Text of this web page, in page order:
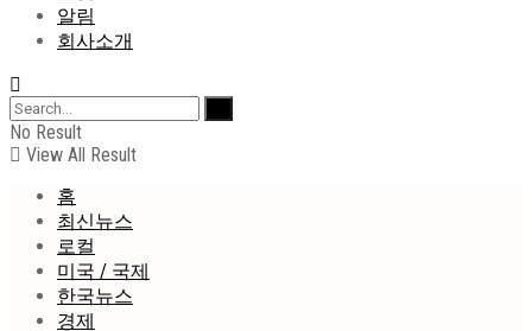
알림
회사소개
No Result
View All Result
홈
최신뉴스
로컬
미국 / 국제
한국뉴스
경제